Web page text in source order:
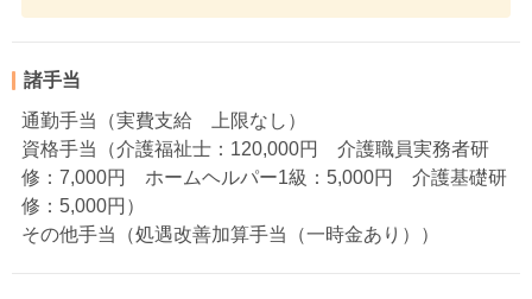
諸手当
通勤手当（実費支給 上限なし）
資格手当（介護福祉士：120,000円 介護職員実務者研
修：7,000円 ホームヘルパー1級：5,000円 介護基礎研
修：5,000円）
その他手当（処遇改善加算手当（一時金あり））